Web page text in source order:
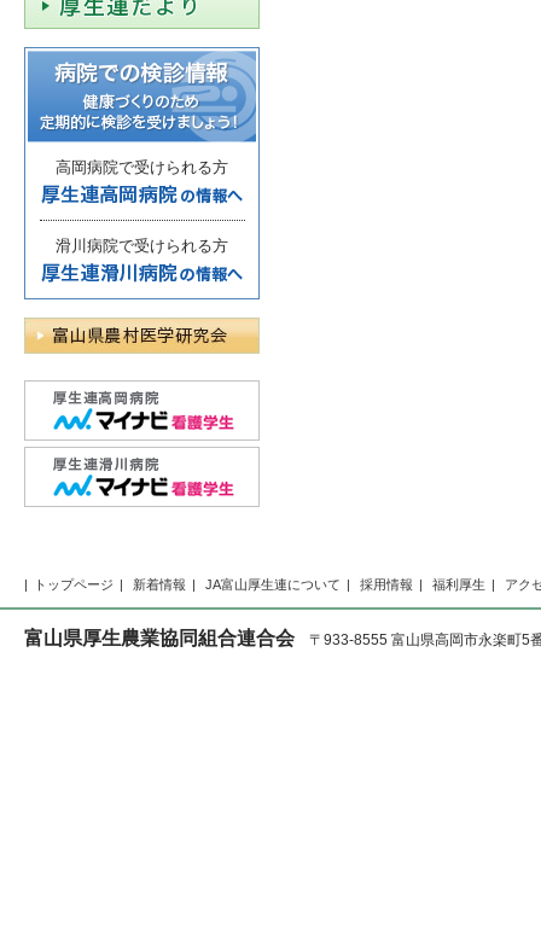
高岡病院で受けられる方
滑川病院で受けられる方
トップページ 新着情報 JA富山厚生連について 採用情報 福利厚生 アク
富山県厚生農業協同組合連合会 〒933-8555 富山県高岡市永楽町5